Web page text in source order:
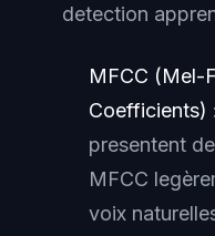
detection
MFCC (Mel-
Coefficients)
presentent
MFCC
voix